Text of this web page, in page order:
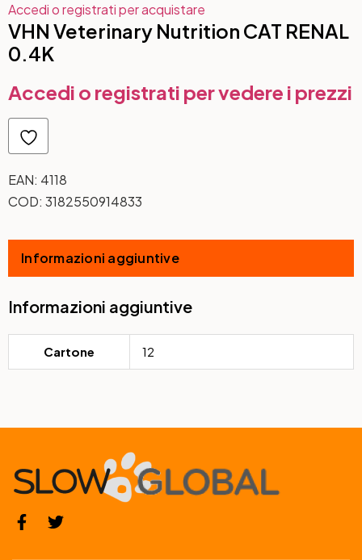
Accedi o registrati per acquistare
VHN Veterinary Nutrition CAT RENAL
0.4K
Accedi o registrati per vedere i prezzi
EAN: 4118
COD: 3182550914833
Informazioni aggiuntive
Informazioni aggiuntive
Cartone 12